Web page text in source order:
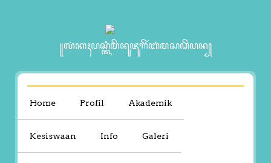
꧋ꦭꦁꦏꦃꦥꦱ꧀ꦠꦶꦩꦼꦤꦸꦗꦸꦒꦼꦂꦧꦁꦩꦱꦣꦼꦥꦤ꧀
Home Profil Akademik
Kesiswaan Info Galeri